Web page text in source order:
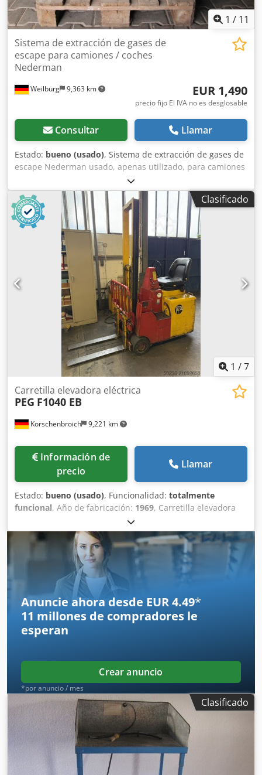
1 / 11
Weilburg 9,363 km
Sistema de extracción de gases de
escape para camiones / coches
Nederman
EUR 1,490
precio fijo El IVA no es desglosable
Consultar Llamar
Estado: bueno (usado), Sistema de extracción de gases de
escape Nederman usado, apenas utilizado, para camiones
y turismos. Dwsdpfx Asztkaleqlea No es posible el envío.
Por favor, no envíe consultas por correo electrónico. Si
tiene preguntas, estaremos encantados de atenderle por
teléfono. La visita y recogida solo son posibles con cita
previa por teléfono. Sujeto a cambios, venta previa y
Clasificado
1 /7
Korschenbroich 9,221 km
Carretilla elevadora eléctrica
PEG F1040 EB
Información de
precio
Llamar
Estado: bueno (usado), Funcionalidad: totalmente
funcional, Año de fabricación: 1969, Carretilla elevadora
eléctrica clásica de segunda mano Marca: PEG Modelo:
F1040 EB Año de fabricación: aprox. 1969-1970 Capacidad
de carga: 1.000 kg con centro de carga de 400 mm Altura
de elevación: aprox. 3,30 m Dedpfx Asy Rdvwoqlewa Peso
en vacío: aprox. 1.540 kg con cargador
Anuncie ahora desde EUR 4.49*
11 millones de compradores le
esperan
Crear anuncio
*por anuncio / mes
Clasificado